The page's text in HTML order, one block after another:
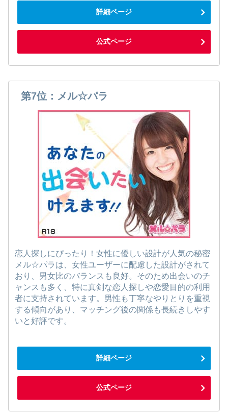
詳細ページ
公式ページ
第7位：メル☆パラ
恋人探しにぴったり！女性に優しい設計が人気の秘密
メル☆パラは、女性ユーザーに配慮した設計がされて
おり、男女比のバランスも良好。そのため出会いのチ
ャンスも多く、特に真剣な恋人探しや恋愛目的の利用
者に支持されています。男性も丁寧なやりとりを重視
する傾向があり、マッチング後の関係も長続きしやす
いと好評です。
詳細ページ
公式ページ